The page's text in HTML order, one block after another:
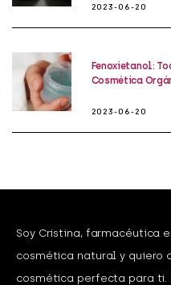
2023-06-20
Fenoxietanol:
Cosmética
2023-06-20
Soy Cristina, farmacéutica
cosmética natural y quiero
cosmética perfecta para ti.